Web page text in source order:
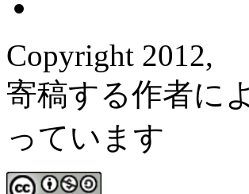
Copyright 2012,
寄稿する作者に
っています